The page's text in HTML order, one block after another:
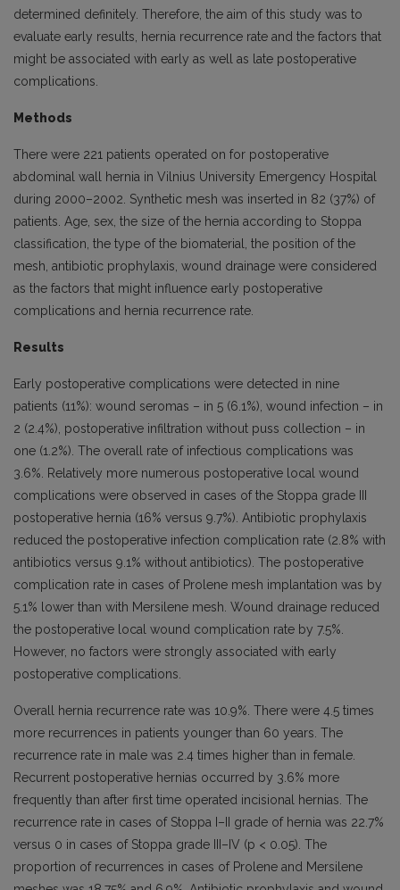
determined definitely. Therefore, the aim of this study was to
evaluate early results, hernia recurrence rate and the factors that
might be associated with early as well as late postoperative
complications.
Methods
There were 221 patients operated on for postoperative
abdominal wall hernia in Vilnius University Emergency Hospital
during 2000–2002. Synthetic mesh was inserted in 82 (37%) of
patients. Age, sex, the size of the hernia according to Stoppa
classification, the type of the biomaterial, the position of the
mesh, antibiotic prophylaxis, wound drainage were considered
as the factors that might influence early postoperative
complications and hernia recurrence rate.
Results
Early postoperative complications were detected in nine
patients (11%): wound seromas – in 5 (6.1%), wound infection – in
2 (2.4%), postoperative infiltration without puss collection – in
one (1.2%). The overall rate of infectious complications was
3.6%. Relatively more numerous postoperative local wound
complications were observed in cases of the Stoppa grade III
postoperative hernia (16% versus 9.7%). Antibiotic prophylaxis
reduced the postoperative infection complication rate (2.8% with
antibiotics versus 9.1% without antibiotics). The postoperative
complication rate in cases of Prolene mesh implantation was by
5.1% lower than with Mersilene mesh. Wound drainage reduced
the postoperative local wound complication rate by 7.5%.
However, no factors were strongly associated with early
postoperative complications.
Overall hernia recurrence rate was 10.9%. There were 4.5 times
more recurrences in patients younger than 60 years. The
recurrence rate in male was 2.4 times higher than in female.
Recurrent postoperative hernias occurred by 3.6% more
frequently than after first time operated incisional hernias. The
recurrence rate in cases of Stoppa I–II grade of hernia was 22.7%
versus 0 in cases of Stoppa grade III–IV (p < 0.05). The
proportion of recurrences in cases of Prolene and Mersilene